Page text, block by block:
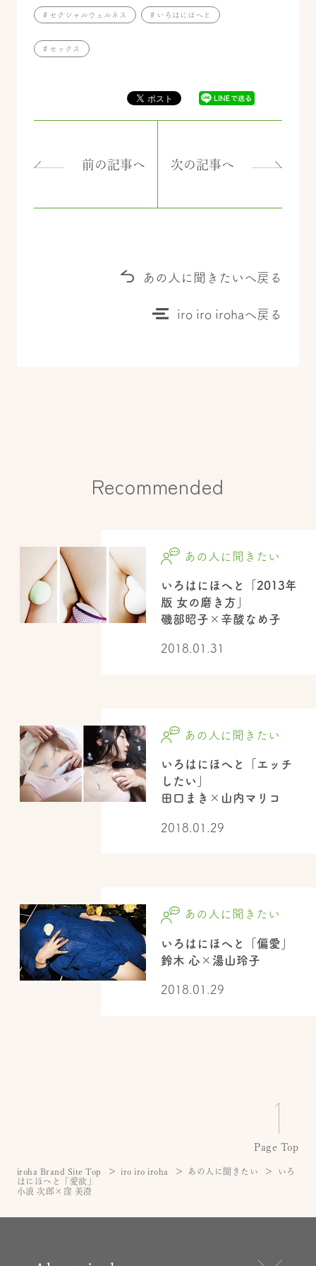
# セクシャルウェルネス # いろはにほへと
# セックス
前の記事へ 次の記事へ
あの人に聞きたいへ戻る
iro iro irohaへ戻る
Recommended
あの人に聞きたい
いろはにほへと「2013年
版 女の磨き方」
磯部昭子×辛酸なめ子
2018.01.31
あの人に聞きたい
いろはにほへと「エッチ
したい」
田口まき×山内マリコ
2018.01.29
あの人に聞きたい
いろはにほへと「偏愛」
鈴木 心×湯山玲子
2018.01.29
Page Top
iroha Brand Site Top iro iro iroha あの人に聞きたい
いろ
はにほへと「愛欲」
小浪 次郎×窪 美澄